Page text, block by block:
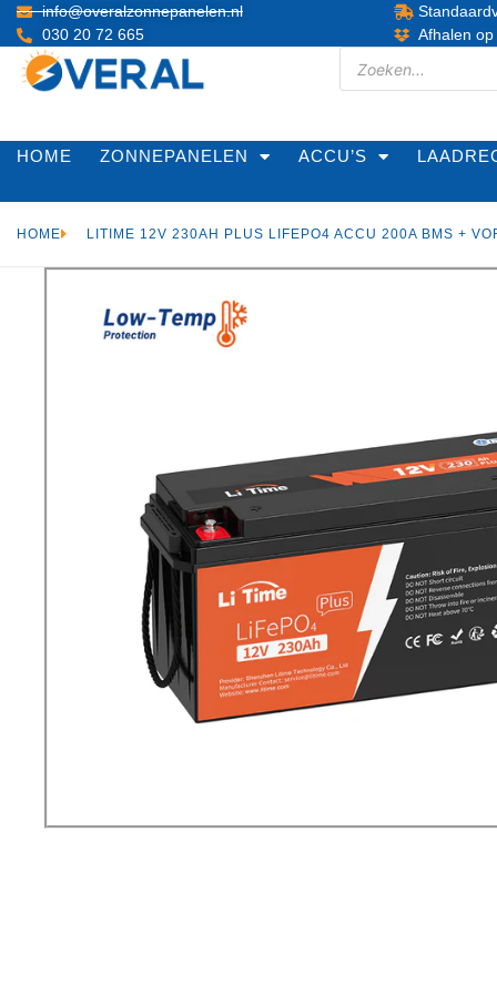
info@overalzonnepanelen.nl
030 20 72 665
Afhalen
HOME ZONNEPANELEN ACCU’S
HOME LITIME 12V 230AH PLUS LIFEPO4 ACCU 200A BMS +